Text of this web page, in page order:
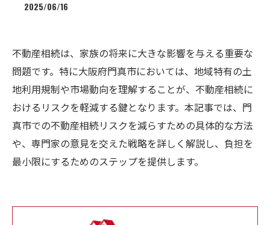
2025/06/16
不動産相続は、家族の将来に大きな影響を与える重要な
問題です。特に大阪府門真市においては、地域特有の土
地利用規制や市場動向を理解することが、不動産相続に
おけるリスクを軽減する鍵となります。本記事では、門
真市での不動産相続リスクを減らすための具体的な方法
や、専門家の意見を交えた戦略を詳しく解説し、負担を
最小限にするためのステップを提供します。